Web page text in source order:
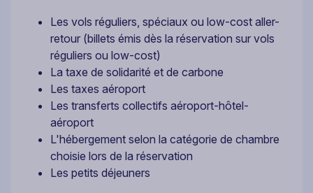
Les vols réguliers, spéciaux ou low-cost aller-
retour (billets émis dès la réservation sur vols
réguliers ou low-cost)
La taxe de solidarité et de carbone
Les taxes aéroport
Les transferts collectifs aéroport-hôtel-
aéroport
L'hébergement selon la catégorie de chambre
choisie lors de la réservation
Les petits déjeuners